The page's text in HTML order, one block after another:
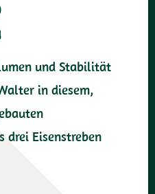
und Stabilität
in diesem,
drei Eisenstreben